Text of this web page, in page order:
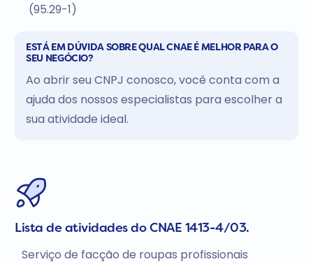
(95.29-1)
ESTÁ EM DÚVIDA SOBRE QUAL CNAE É MELHOR PARA O
SEU NEGÓCIO?
Ao abrir seu CNPJ conosco, você conta com a
ajuda dos nossos especialistas para escolher a
sua atividade ideal.
Lista de atividades do CNAE 1413-4/03.
Serviço de facção de roupas profissionais